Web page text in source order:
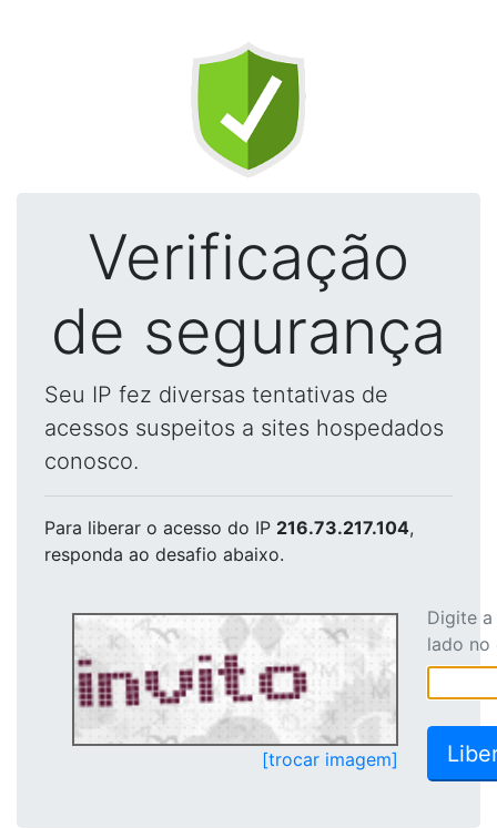
Verificação
de segurança
Seu IP fez diversas tentativas de
acessos suspeitos a sites hospedados
conosco.
Para liberar o acesso do IP 216.73.217.104,
responda ao desafio abaixo.
[trocar imagem]
Digite
lado no